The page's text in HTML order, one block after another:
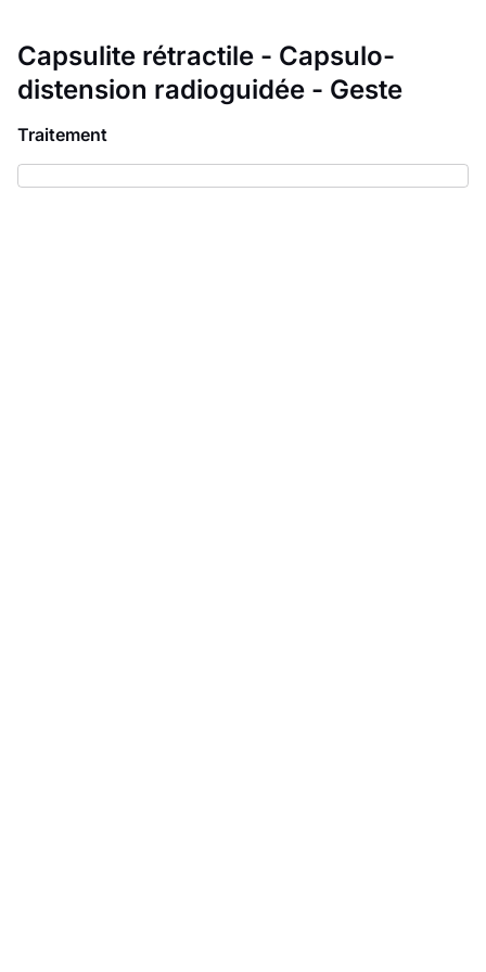
Capsulite rétractile - Capsulo-
distension radioguidée - Geste
Traitement